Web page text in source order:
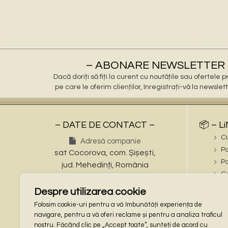
Despre utilizarea cookie
Folosim cookie-uri pentru a vă îmbunătăți experiența de
navigare, pentru a vă oferi reclame și pentru a analiza traficul
nostru. Făcând clic pe „Accept toate”, sunteți de acord cu
▫️ alb
💳
Dacă produsul este vopsit cu vopsea acrilică sau pe
VS-W (Bricopoint) s-au Izocor LSB) aplicat la doi, trei
Dacă produsul este nevopsit (culoarea naturală a
🔹 Amplasare corectă (opțional) – Dacă nu este
🔹 Manipulare corectă – Datorită
🔹 Menținerea aspectului
🔹 Expunere controlată – Dacă sunt amplasate în
🔹 Verificarea bazei primăvara
🔹 Acoperirea – Acoperă produsul cu o prelată
(doar dacă sunt temperaturi foarte
Garanția produsului nu acoperă de obicei daunele
Răspuns:
– ABONARE NEWSLETTER
Dacă doriți să fiți la curent cu noutățile sau ofertele
pe care le oferim clienților, înregistrați-vă la
– DATE DE CONTACT –
Adresă companie
sat Cocorova, com. Șișești,
jud. Mehedinți, România
Tel: (+40) 721 695 473
Tel: (+40) 748 862 997
Adresa de email
📦 –
ℹ️ –